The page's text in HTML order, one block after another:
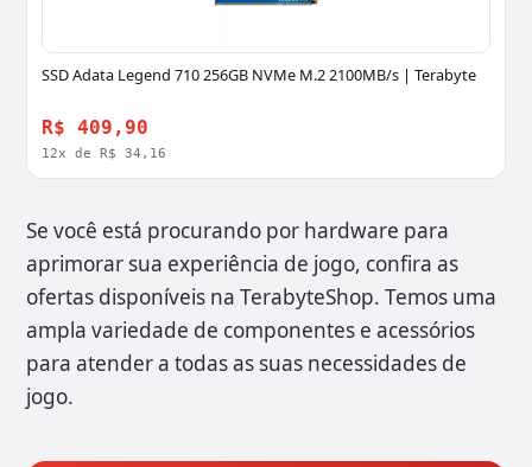
SSD Adata Legend 710 256GB NVMe M.2 2100MB/s | Terabyte
R$ 409,90
12x de R$ 34,16
Se você está procurando por hardware para
aprimorar sua experiência de jogo, confira as
ofertas disponíveis na TerabyteShop. Temos uma
ampla variedade de componentes e acessórios
para atender a todas as suas necessidades de
jogo.